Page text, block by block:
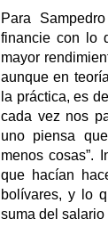
Para
financie con lo
mayor
aunque en
la práctica, es
cada vez nos
uno piensa
menos cosas”.
que hacían
bolívares, y lo
suma del